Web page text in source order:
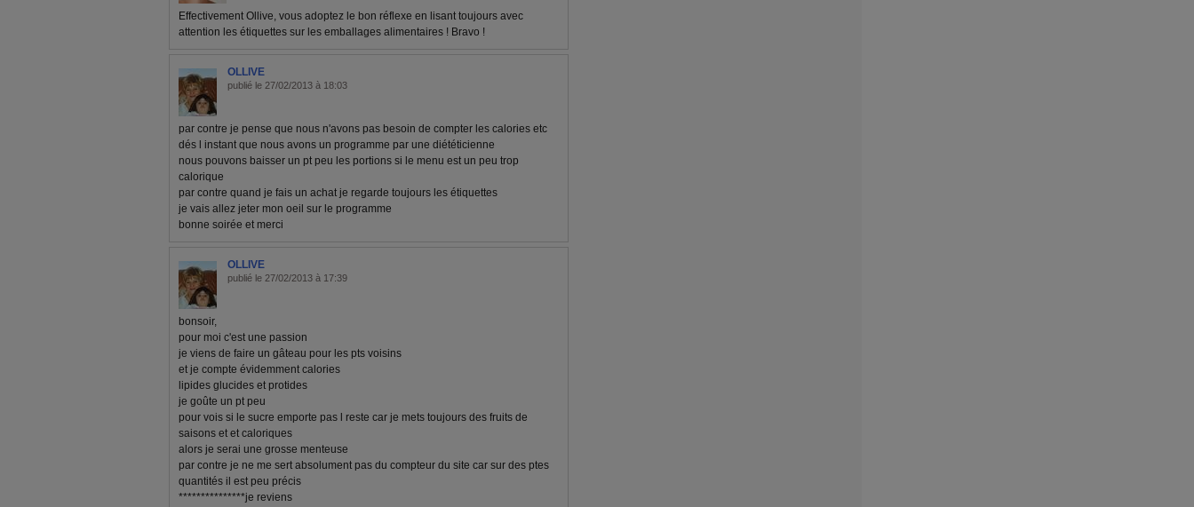
Effectivement Ollive, vous adoptez le bon réflexe en lisant toujours avec
attention les étiquettes sur les emballages alimentaires ! Bravo !
OLLIVE
publié le 27/02/2013 à 18:03
par contre je pense que nous n'avons pas besoin de compter les calories etc
dés l instant que nous avons un programme par une diététicienne
nous pouvons baisser un pt peu les portions si le menu est un peu trop
calorique
par contre quand je fais un achat je regarde toujours les étiquettes
je vais allez jeter mon oeil sur le programme
bonne soirée et merci
OLLIVE
publié le 27/02/2013 à 17:39
bonsoir,
pour moi c'est une passion
je viens de faire un gâteau pour les pts voisins
et je compte évidemment calories
lipides glucides et protides
je goûte un pt peu
pour vois si le sucre emporte pas l reste car je mets toujours des fruits de
saisons et et caloriques
alors je serai une grosse menteuse
par contre je ne me sert absolument pas du compteur du site car sur des ptes
quantités il est peu précis
***************je reviens